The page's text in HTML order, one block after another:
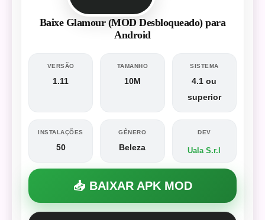
Baixe Glamour (MOD Desbloqueado) para
Android
VERSÃO
1.11
TAMANHO
10M
SISTEMA
4.1 ou
superior
INSTALAÇÕES
50
GÊNERO
Beleza
DEV
Uala S.r.l
📥 BAIXAR APK MOD